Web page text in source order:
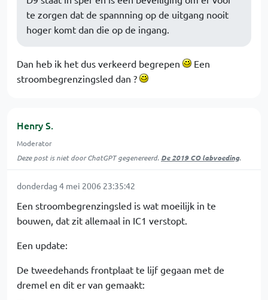
te zorgen dat de spannning op de uitgang nooit
hoger komt dan die op de ingang.
Dan heb ik het dus verkeerd begrepen
Een
stroombegrenzingsled dan ?
Henry S.
Moderator
Deze post is niet door ChatGPT gegenereerd. De 2019 CO labvoeding.
donderdag 4 mei 2006 23:35:42
Een stroombegrenzingsled is wat moeilijk in te
bouwen, dat zit allemaal in IC1 verstopt.
Een update:
De tweedehands frontplaat te lijf gegaan met de
dremel en dit er van gemaakt: